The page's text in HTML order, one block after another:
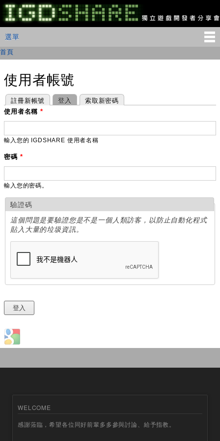
移
至
主
IGDSHARE
獨
遊
發
享
會
主選單
選單
您在這裡
首頁
使用者帳號
主要索引標籤
註冊新帳號 登入
(作用中頁籤) 索取新密碼
使用者名稱*
輸入您的 IGDSHARE 使用者名稱
密碼 *
輸入您的密碼。
驗證碼
這個問題是要驗證您是不是一個人類訪客，以防止自動化程式
貼入大量的垃圾資訊。
Login with Google
WELCOME
感謝蒞臨，希望各位同好前輩多多參與討論、給予指教。